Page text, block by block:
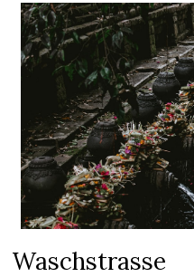
Waschstrasse